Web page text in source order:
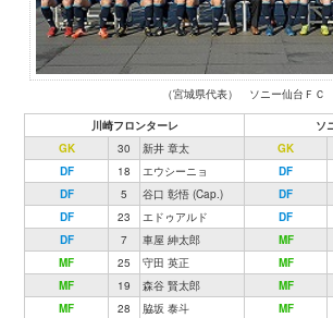
（宮城県代表） ソニー仙台ＦＣ
川崎フロンターレ
ソ
GK
30 新井 章太 GK
DF
18 エウシーニョ DF
DF
5 谷口 彰悟 (Cap.) DF
DF
23 エドゥアルド DF
DF
7 車屋 紳太郎 MF
MF
25 守田 英正 MF
MF
19 森谷 賢太郎 MF
MF
28 脇坂 泰斗 MF